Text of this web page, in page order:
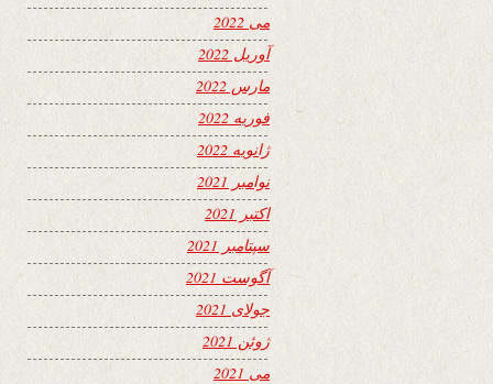
می 2022
آوریل 2022
مارس 2022
فوریه 2022
ژانویه 2022
نوامبر 2021
اکتبر 2021
سپتامبر 2021
آگوست 2021
جولای 2021
ژوئن 2021
می 2021